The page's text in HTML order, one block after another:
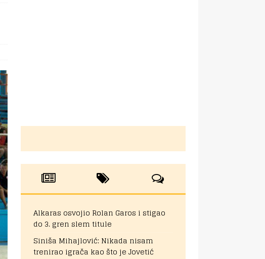
Alkaras osvojio Rolan Garos i stigao
do 3. gren slem titule
Siniša Mihajlović: Nikada nisam
trenirao igrača kao što je Jovetić